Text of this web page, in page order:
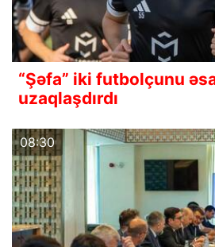
“Şəfa” iki futbolçunu
uzaqlaşdırdı
08:30